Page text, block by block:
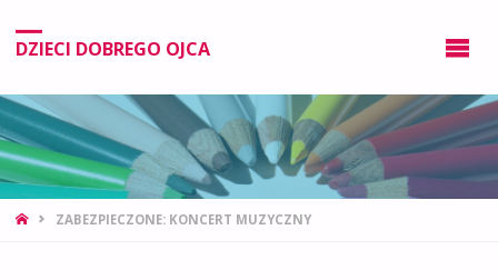
DZIECI DOBREGO OJCA
ZABEZPIECZONE: KONCERT MUZYCZNY